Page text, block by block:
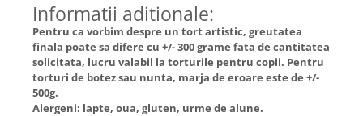
Informatii aditionale:
Pentru ca vorbim despre un tort artistic, greutatea
finala poate sa difere cu +/- 300 grame fata de cantitatea
solicitata, lucru valabil la torturile pentru copii. Pentru
torturi de botez sau nunta, marja de eroare este de +/-
500g.
Alergeni: lapte, oua, gluten, urme de alune.